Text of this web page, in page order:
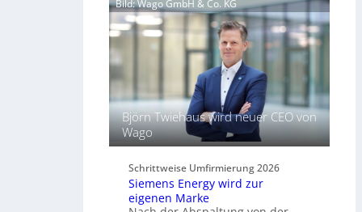
e
l
t
u
d
B
e
h
l
ü
l
f
ü
r
i
g
i
Bild: Wago GmbH & Co. KG
Björn Twiehaus wird neuer CEO von
Wago
Schrittweise Umfirmierung 2026
Siemens Energy wird zur
eigenen Marke